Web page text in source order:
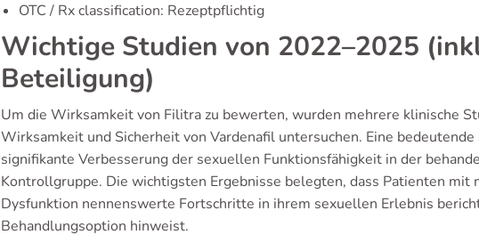
OTC / Rx classification: Rezeptpflichtig
Wichtige Studien von 2022–2025
Beteiligung)
Um die Wirksamkeit von Filitra zu bewerten, wurden mehrere klinische
Wirksamkeit und Sicherheit von Vardenafil untersuchen. Eine
signifikante Verbesserung der sexuellen Funktionsfähigkeit in der
Kontrollgruppe. Die wichtigsten Ergebnisse belegten, dass Patienten
Dysfunktion nennenswerte Fortschritte in ihrem sexuellen Erlebnis
Behandlungsoption hinweist.